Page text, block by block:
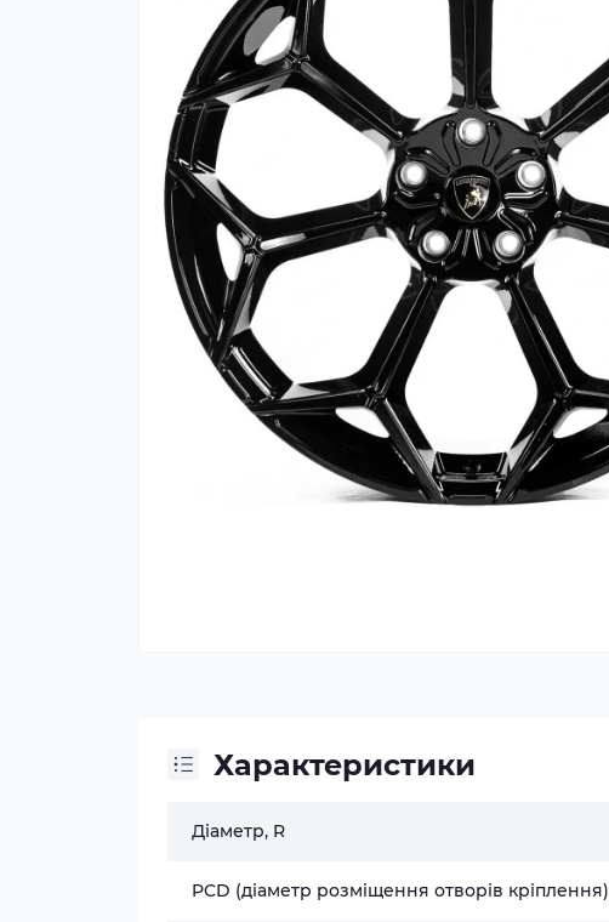
Характеристики
Діаметр, R
PCD (діаметр розміщення отворів кріплення)